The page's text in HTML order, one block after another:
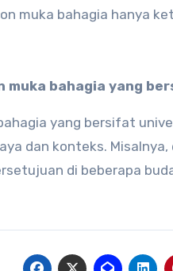
muka bahagia hanya
muka bahagia yang
yang bersifat
dan konteks.
di beberapa